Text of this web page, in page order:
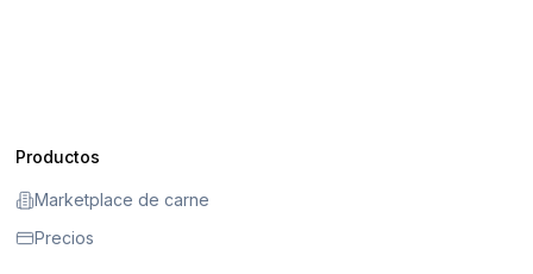
Productos
Marketplace de carne
Precios